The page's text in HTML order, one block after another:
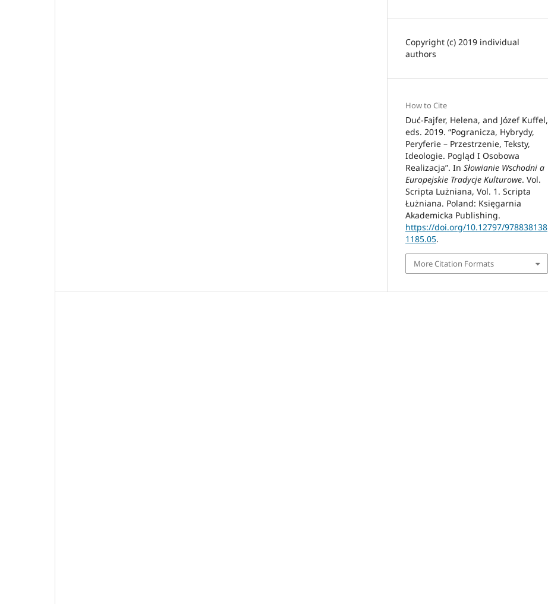
Copyright (c) 2019 individual
authors
How to Cite
Duć-Fajfer, Helena, and Józef Kuffel,
eds. 2019. “Pogranicza, Hybrydy,
Peryferie – Przestrzenie, Teksty,
Ideologie. Pogląd I Osobowa
Realizacja”. In Słowianie Wschodni a
Europejskie Tradycje Kulturowe. Vol.
Scripta Lużniana, Vol. 1. Scripta
Łużniana. Poland: Księgarnia
Akademicka Publishing.
https://doi.org/10.12797/978838138
1185.05.
More Citation Formats